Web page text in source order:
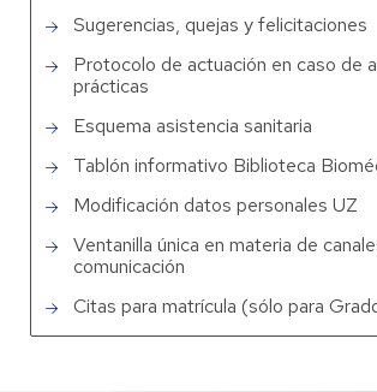
Sugerencias, quejas y felicitaciones
Protocolo de actuación en caso de
prácticas
Esquema asistencia sanitaria
Tablón informativo Biblioteca
Modificación datos personales UZ
Ventanilla única en materia de
comunicación
Citas para matrícula (sólo para